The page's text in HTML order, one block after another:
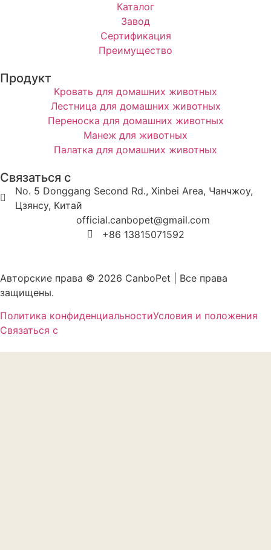
Каталог
Завод
Сертификация
Преимущество
Продукт
Кровать для домашних животных
Лестница для домашних животных
Переноска для домашних животных
Манеж для животных
Палатка для домашних животных
Связаться с
No. 5 Donggang Second Rd., Xinbei Area, Чанчжоу,
Цзянсу, Китай
official.canbopet@gmail.com
+86 13815071592
Авторские права © 2026 CanboPet | Все права
защищены.
Политика конфиденциальностиУсловия и положения
Связаться с